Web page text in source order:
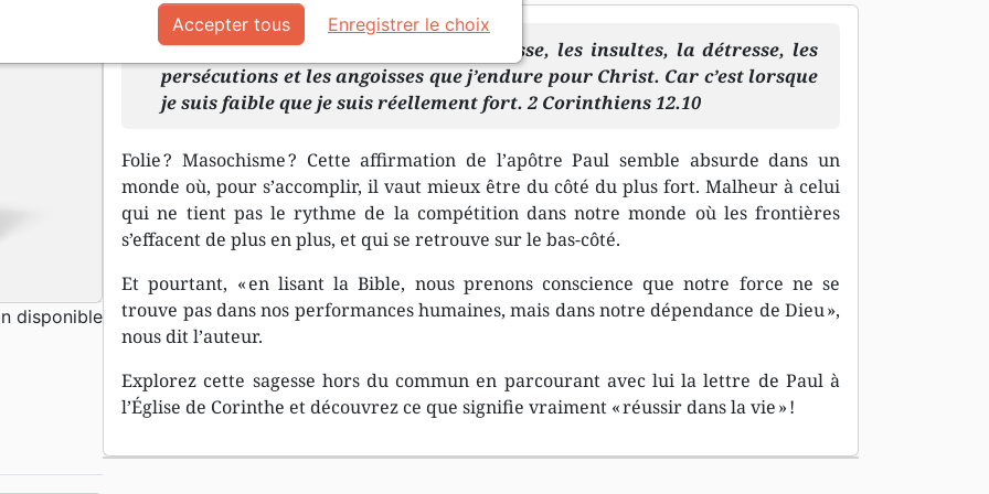
Je trouve ainsi ma joie dans la faiblesse, les insultes, la détresse, les
persécutions et les angoisses que j’endure pour Christ. Car c’est lorsque
je suis faible que je suis réellement fort. 2 Corinthiens 12.10
Folie ? Masochisme ? Cette affirmation de l’apôtre Paul semble absurde dans un
monde où, pour s’accomplir, il vaut mieux être du côté du plus fort. Malheur à celui
qui ne tient pas le rythme de la compétition dans notre monde où les frontières
s’effacent de plus en plus, et qui se retrouve sur le bas-côté.
Et pourtant, « en lisant la Bible, nous prenons conscience que notre force ne se
trouve pas dans nos performances humaines, mais dans notre dépendance de Dieu »,
nous dit l’auteur.
Explorez cette sagesse hors du commun en parcourant avec lui la lettre de Paul à
l’Église de Corinthe et découvrez ce que signifie vraiment « réussir dans la vie » !
disponible
Accepter tous Enregistrer le choix